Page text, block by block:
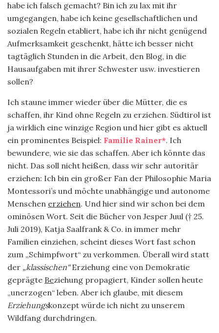
habe ich falsch gemacht? Bin ich zu lax mit ihr
umgegangen, habe ich keine gesellschaftlichen und
sozialen Regeln etabliert, habe ich ihr nicht genügend
Aufmerksamkeit geschenkt, hätte ich besser nicht
tagtäglich Stunden in die Arbeit, den Blog, in die
Hausaufgaben mit ihrer Schwester usw. investieren
sollen?
Ich staune immer wieder über die Mütter, die es
schaffen, ihr Kind ohne Regeln zu erziehen. Südtirol ist
ja wirklich eine winzige Region und hier gibt es aktuell
ein prominentes Beispiel: Familie Rainer*. Ich
bewundere, wie sie das schaffen. Aber ich könnte das
nicht. Das soll nicht heißen, dass wir sehr autoritär
erziehen: Ich bin ein großer Fan der Philosophie Maria
Montessori’s und möchte unabhängige und autonome
Menschen erziehen. Und hier sind wir schon bei dem
ominösen Wort. Seit die Bücher von Jesper Juul († 25.
Juli 2019), Katja Saalfrank & Co. in immer mehr
Familien einziehen, scheint dieses Wort fast schon
zum „Schimpfwort“ zu verkommen. Überall wird statt
der „klassischen“Erziehung eine von Demokratie
geprägte Beziehung propagiert, Kinder sollen heute
„unerzogen“ leben. Aber ich glaube, mit diesem
Erziehungskonzept würde ich nicht zu unserem
Wildfang durchdringen.